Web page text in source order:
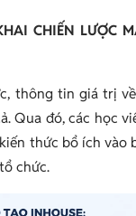
CHIẾN LƯỢC
thông tin giá trị
Qua đó, các học
thức bổ ích vào
chức.